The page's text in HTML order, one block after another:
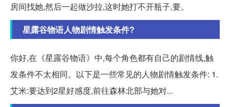
房间找她,然后一起做沙拉,这时她打不开瓶子,要。
星露谷物语人物剧情触发条件?
你好,在《星露谷物语》中,每个角色都有自己的剧情线,触
发条件不太相同。以下是一些常见的人物剧情触发条件: 1.
艾米:要达到2星好感度,前往森林北部与她对...